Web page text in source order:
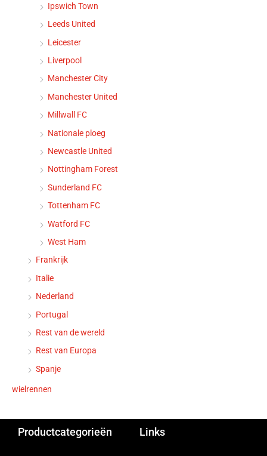
Ipswich Town
Leeds United
Leicester
Liverpool
Manchester City
Manchester United
Millwall FC
Nationale ploeg
Newcastle United
Nottingham Forest
Sunderland FC
Tottenham FC
Watford FC
West Ham
Frankrijk
Italie
Nederland
Portugal
Rest van de wereld
Rest van Europa
Spanje
wielrennen
Productcategorieën Links